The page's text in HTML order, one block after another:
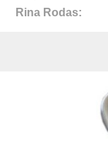
Rina Rodas